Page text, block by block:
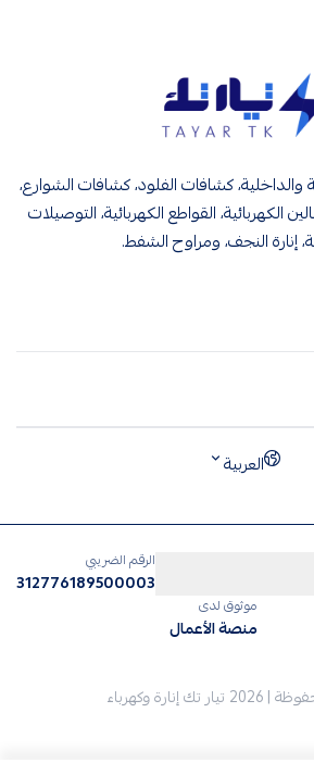
والداخلية، كشافات الفلود، كشافات الشوارع،
الكهربائية، القواطع الكهربائية، التوصيلات
إنارة النجف، ومراوح الشفط.
العربية
الرقم الضريبي
312776189500003
موثوق لدى
منصة الأعمال
| 2026 تيار تك إنارة وكهرباء